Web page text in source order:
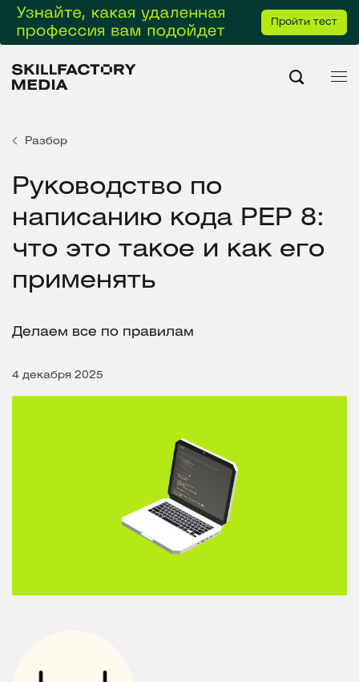
Пройти тест
Разбор
Руководство по
написанию кода PEP 8:
что это такое и как его
применять
Делаем все по правилам
4 декабря 2025